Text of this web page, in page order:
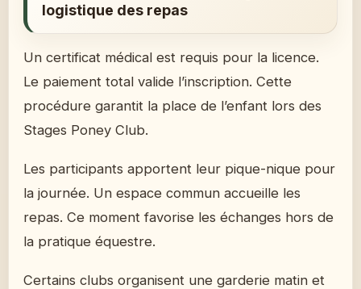
logistique des repas
Un certificat médical est requis pour la licence.
Le paiement total valide l’inscription. Cette
procédure garantit la place de l’enfant lors des
Stages Poney Club.
Les participants apportent leur pique-nique pour
la journée. Un espace commun accueille les
repas. Ce moment favorise les échanges hors de
la pratique équestre.
Certains clubs organisent une garderie matin et